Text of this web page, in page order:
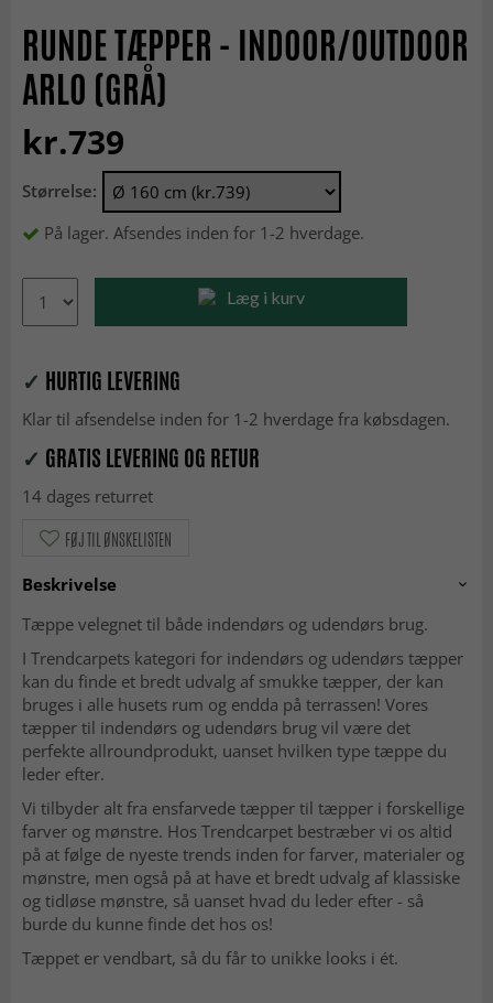
RUNDE TÆPPER - INDOOR/OUTDOOR
ARLO (GRÅ)
kr.739
Størrelse:
På lager. Afsendes inden for 1-2 hverdage.
Læg i kurv
✓ HURTIG LEVERING
Klar til afsendelse inden for 1-2 hverdage fra købsdagen.
✓ GRATIS LEVERING OG RETUR
14 dages returret
FØJ TIL ØNSKELISTEN
Beskrivelse
Tæppe velegnet til både indendørs og udendørs brug.
I Trendcarpets kategori for indendørs og udendørs tæpper
kan du finde et bredt udvalg af smukke tæpper, der kan
bruges i alle husets rum og endda på terrassen! Vores
tæpper til indendørs og udendørs brug vil være det
perfekte allroundprodukt, uanset hvilken type tæppe du
leder efter.
Vi tilbyder alt fra ensfarvede tæpper til tæpper i forskellige
farver og mønstre. Hos Trendcarpet bestræber vi os altid
på at følge de nyeste trends inden for farver, materialer og
mønstre, men også på at have et bredt udvalg af klassiske
og tidløse mønstre, så uanset hvad du leder efter - så
burde du kunne finde det hos os!
Tæppet er vendbart, så du får to unikke looks i ét.